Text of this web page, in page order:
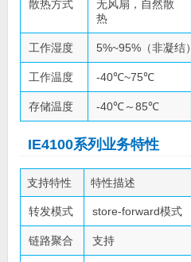
散热方式
无风扇，自然散
热
工作湿度 5%~95%（非凝结）
工作温度 -40℃~75℃
存储温度 -40℃～85℃
IE4100系列业务特性
支持特性 特性描述
转发模式 store-forward模式
链路聚合 支持